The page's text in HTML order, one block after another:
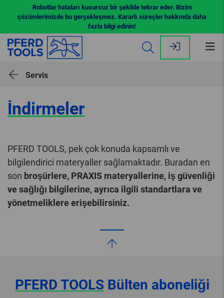
Robotlar hataları kusursuz bir şekilde tekrar eder. Bizim
çözümlerimizde bu gerçekleşmez. Kararlı süreçler hakkında daha
fazla bilgi edinin!
Servis
İndirmeler
PFERD TOOLS, pek çok konuda kapsamlı ve
bilgilendirici materyaller sağlamaktadır. Buradan en
son broşürlere, PRAXIS materyallerine, iş güvenliği
ve sağlığı bilgilerine, ayrıca ilgili standartlara ve
yönetmeliklere erişebilirsiniz.
PFERD TOOLSBülten aboneliği